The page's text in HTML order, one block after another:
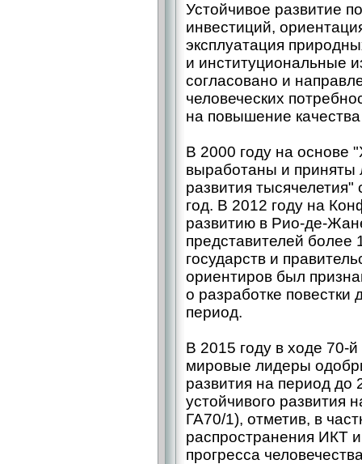
Устойчивое развитие
инвестиций,
эксплуатация
и институциональные
согласовано и
человеческих
на повышение
В 2000 году на
выработаны и
развития
год. В 2012 году на
развитию в Рио-де-
представителей более
государств и
ориентиров был
о разработке
период.
В 2015 году в ходе
мировые лидеры
развития на период до
устойчивого развития
ГА70/1), отметив, в
распространения ИКТ
прогресса